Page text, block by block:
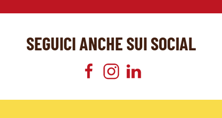
SEGUICI ANCHE SUI SOCIAL